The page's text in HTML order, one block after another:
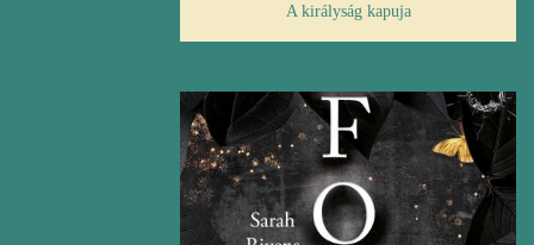
A királyság kapuja